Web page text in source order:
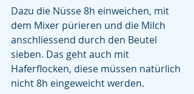
Dazu die Nüsse 8h einweichen, mit
dem Mixer pürieren und die Milch
anschliessend durch den Beutel
sieben. Das geht auch mit
Haferflocken, diese müssen natürlich
nicht 8h eingeweicht werden.